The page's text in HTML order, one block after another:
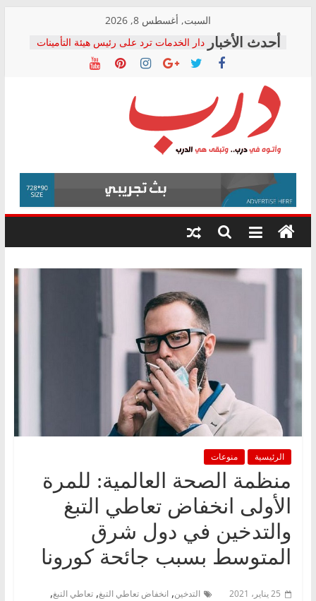
content
السبت, أغسطس 8, 2026
دار الخدمات ترد على رئيس هيئة التأمينات
بعد مؤتمره الصحفي: إنكار الأزمة لا ينهي
معاناة أصحاب المعاشات.. ونطالب بكشف
فرحات سليمان يكتب: القطاع الصحي إلى
أين؟
حزب التحالف الشعبي يطلق لجنة “الحق
في الصحة” بالإسكندرية لرصد الانتهاكات
ودعم المرضى
الوزاري لمدينة الصحفيين.. وانتهاء أعمال
إنشاء المبنى الإداري
المجلس القومي لحقوق الإنسان يعلن
متابعة قضية الدكتور محمد زهران.. ويؤكد:
قرينة البراءة وضمانات المحاكمة العادلة
درب
وأتوه
درب..
وتبقى
هي
الرئيسية منوعات
منظمة الصحة العالمية: للمرة
الأولى انخفاض تعاطي التبغ
والتدخين في دول شرق
المتوسط بسبب جائحة كورونا
25 يناير، 2021 التدخين, انخفاض تعاطي التبغ, تعاطي التبغ,